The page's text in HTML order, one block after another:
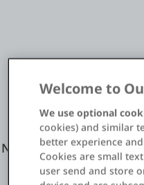
Erstellen Sie
Qualität
Nehmen Sie an
eine Corporate-
Welcome to
We use optional
cookies) and similar
better experience
Cookies are small
user send and store